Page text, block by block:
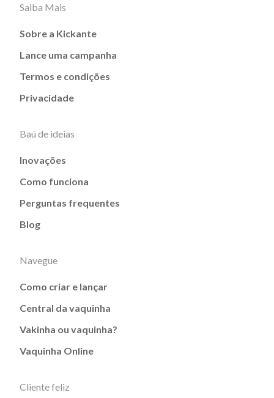
Saiba Mais
Sobre a Kickante
Lance uma campanha
Termos e condições
Privacidade
Baú de ideias
Inovações
Como funciona
Perguntas frequentes
Blog
Navegue
Como criar e lançar
Central da vaquinha
Vakinha ou vaquinha?
Vaquinha Online
Cliente feliz